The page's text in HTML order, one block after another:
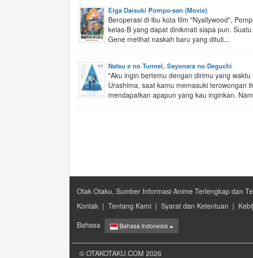
Eiga Daisuki Pompo-san (Movie)
Beroperasi di ibu kota film "Nyallywood",
kelas-B yang dapat dinikmati siapa pun.
Gene melihat naskah baru yang dituli...
Natsu e no Tunnel, Sayonara no Deguchi
"Aku ingin bertemu dengan dirimu yang waktu
Urashima, saat kamu memasuki terowongan
mendapatkan apapun yang kau inginkan.
Otak Otaku, Sumber Informasi Anime Terlengkap dan
Kontak | Tentang Kami | Syarat dan Ketentuan |
Bahasa
Bahasa Indonesia
© OTAKOTAKU.COM 2026